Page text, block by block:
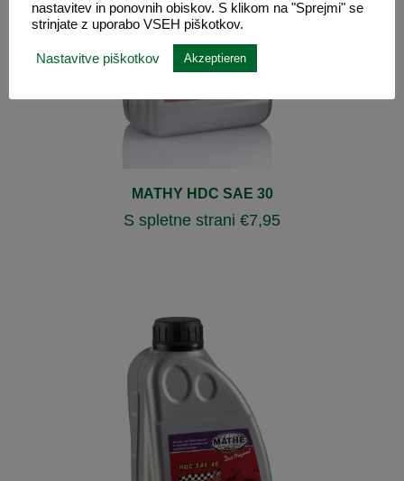
MATHY HDC SAE 30
S spletne strani €7,95
nastavitev in ponovnih obiskov. S klikom na "Sprejmi" se
strinjate z uporabo VSEH piškotkov.
Nastavitve piškotkov Akzeptieren